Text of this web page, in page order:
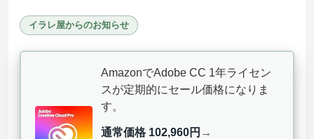
イラレ屋からのお知らせ
AmazonでAdobe CC 1年ライセン
スが定期的にセール価格になりま
す。
通常価格 102,960円 →